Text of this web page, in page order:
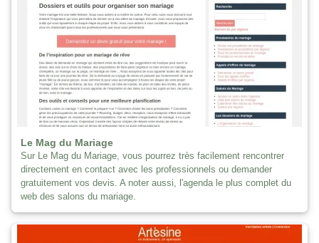
Le Mag du Mariage
Sur Le Mag du Mariage, vous pourrez très facilement rencontrer
directement en contact avec les professionnels ou demander
gratuitement vos devis. A noter aussi, l'agenda le plus complet du
web des salons du mariage.